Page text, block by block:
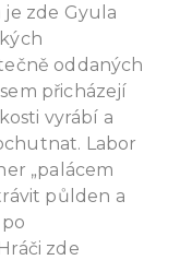
zde Gyula
oddaných
přicházejí
vyrábí a
Labor
„palácem
půlden a
zde